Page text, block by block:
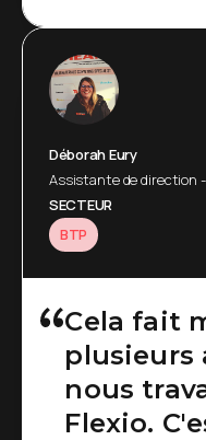
aller le
Déborah Eury
Assistante de direction -
SECTEUR
BTP
Cela fait
plusieurs
nous
Flexio.